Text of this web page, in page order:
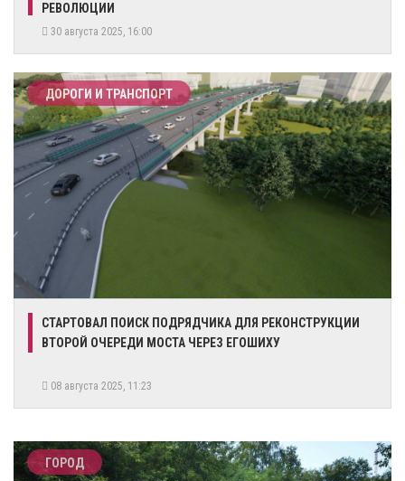
РЕВОЛЮЦИИ
30 августа 2025, 16:00
ДОРОГИ И ТРАНСПОРТ
СТАРТОВАЛ ПОИСК ПОДРЯДЧИКА ДЛЯ РЕКОНСТРУКЦИИ
ВТОРОЙ ОЧЕРЕДИ МОСТА ЧЕРЕЗ ЕГОШИХУ
08 августа 2025, 11:23
ГОРОД